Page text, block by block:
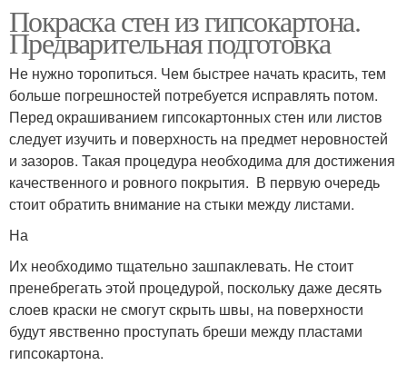
Покраска стен из гипсокартона.
Предварительная подготовка
Не нужно торопиться. Чем быстрее начать красить, тем
больше погрешностей потребуется исправлять потом.
Перед окрашиванием гипсокартонных стен или листов
следует изучить и поверхность на предмет неровностей
и зазоров. Такая процедура необходима для достижения
качественного и ровного покрытия. В первую очередь
стоит обратить внимание на стыки между листами.
На
Их необходимо тщательно зашпаклевать. Не стоит
пренебрегать этой процедурой, поскольку даже десять
слоев краски не смогут скрыть швы, на поверхности
будут явственно проступать бреши между пластами
гипсокартона.